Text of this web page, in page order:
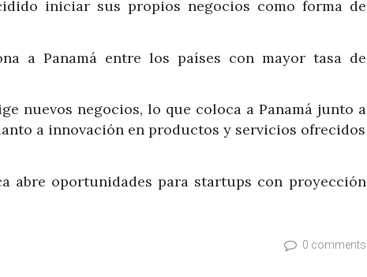
iniciar sus propios negocios como forma de
a Panamá entre los países con mayor tasa de
nuevos negocios, lo que coloca a Panamá junto a
a innovación en productos y servicios ofrecidos
abre oportunidades para startups con proyección
0 comments